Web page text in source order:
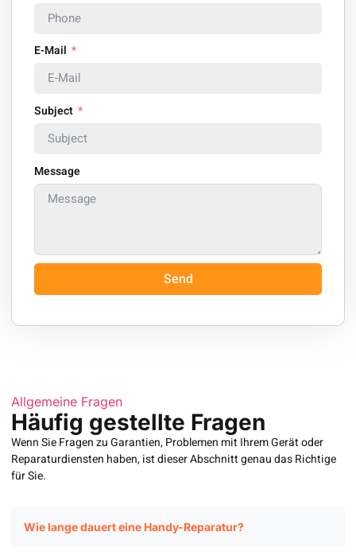
E-Mail
Subject
Message
Send
Allgemeine Fragen
Häufig gestellte Fragen
Wenn Sie Fragen zu Garantien, Problemen mit Ihrem Gerät oder
Reparaturdiensten haben, ist dieser Abschnitt genau das Richtige
für Sie.
Wie lange dauert eine Handy-Reparatur?